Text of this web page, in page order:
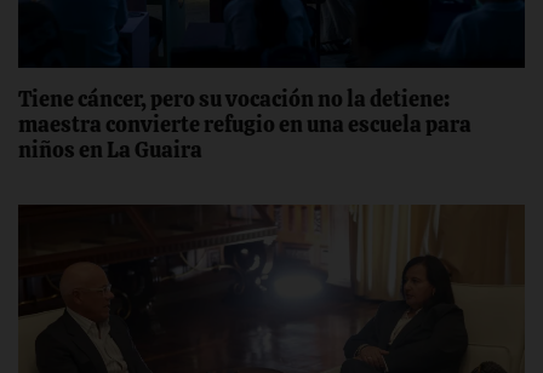
Tiene cáncer, pero su vocación no la detiene:
maestra convierte refugio en una escuela para
niños en La Guaira